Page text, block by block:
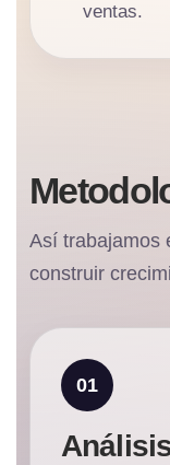
ventas.
Así trabajamos
construir